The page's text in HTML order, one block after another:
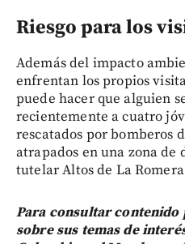
Riesgo para los
Además del impacto
enfrentan los propios
puede hacer que alguien
recientemente a cuatro
rescatados por bomberos
atrapados en una zona de
tutelar Altos de La
Para consultar
sobre sus temas de